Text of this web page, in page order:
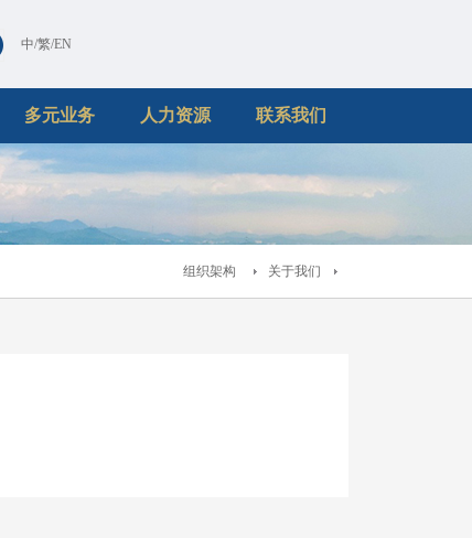
中/繁/EN
多元业务 人力资源 联系我们
组织架构 关于我们